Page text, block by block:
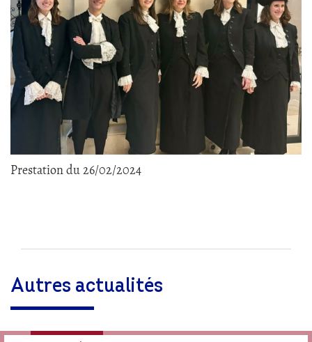
Prestation du 26/02/2024
Autres actualités